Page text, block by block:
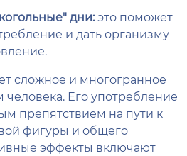
дни:это поможет
и дать организму
сложное и многогранное
Его употребление
препятствием на пути к
фигуры и общего
эффекты включают